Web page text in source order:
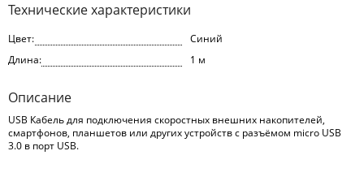
Технические характеристики
Цвет:
Синий
Длина:
1 м
Описание
USB Кабель для подключения скоростных внешних накопителей,
смартфонов, планшетов или других устройств с разъёмом micro USB
3.0 в порт USB.